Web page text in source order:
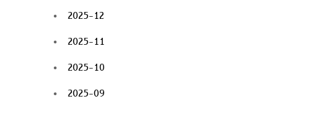
2025-12
2025-11
2025-10
2025-09